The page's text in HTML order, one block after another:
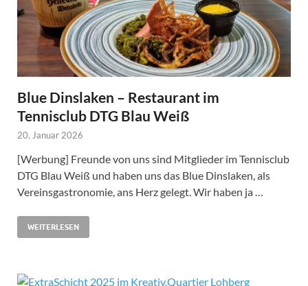
Blue Dinslaken – Restaurant im
Tennisclub DTG Blau Weiß
20. Januar 2026
[Werbung] Freunde von uns sind Mitglieder im Tennisclub
DTG Blau Weiß und haben uns das Blue Dinslaken, als
Vereinsgastronomie, ans Herz gelegt. Wir haben ja …
WEITERLESEN